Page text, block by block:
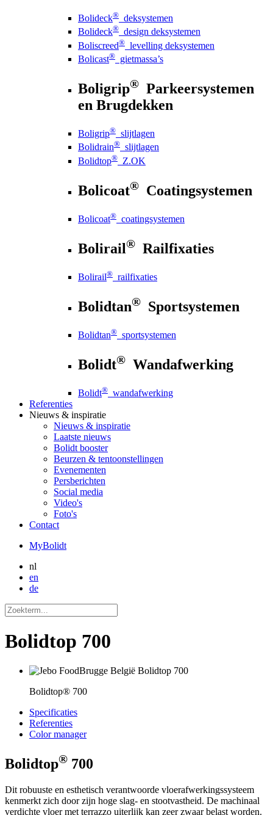
Bolideck® deksystemen
Bolideck® design deksystemen
Boliscreed® levelling deksystemen
Bolicast® gietmassa’s
Boligrip® Parkeersystemen
en Brugdekken
Boligrip® slijtlagen
Bolidrain® slijtlagen
Bolidtop® Z.OK
Bolicoat® Coatingsystemen
Bolicoat® coatingsystemen
Bolirail® Railfixaties
Bolirail® railfixaties
Bolidtan® Sportsystemen
Bolidtan® sportsystemen
Bolidt® Wandafwerking
Bolidt® wandafwerking
Referenties
Nieuws & inspiratie
Nieuws & inspiratie
Laatste nieuws
Bolidt booster
Beurzen & tentoonstellingen
Evenementen
Persberichten
Social media
Video's
Foto's
Contact
MyBolidt
nl
en
de
Bolidtop 700
Bolidtop® 700
Specificaties
Referenties
Color manager
Bolidtop® 700
Dit robuuste en esthetisch verantwoorde vloerafwerkingssysteem
kenmerkt zich door zijn hoge slag- en stootvastheid. De machinaal
verdichte vloer met terrazzo uiterlijk kan zeer zwaar belast worden.